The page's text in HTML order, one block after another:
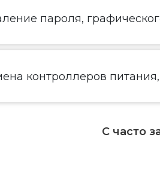
пароля,
контроллеров
С часто